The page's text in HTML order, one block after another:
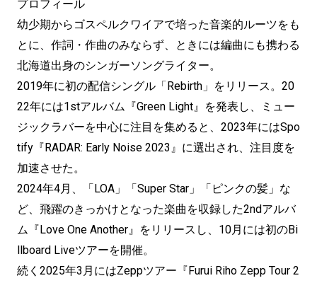
プロフィール
幼少期からゴスペルクワイアで培った音楽的ルーツをも
とに、作詞・作曲のみならず、ときには編曲にも携わる
北海道出身のシンガーソングライター。
2019年に初の配信シングル「Rebirth」をリリース。20
22年には1stアルバム『Green Light』を発表し、ミュー
ジックラバーを中心に注目を集めると、2023年にはSpo
tify『RADAR: Early Noise 2023』に選出され、注目度を
加速させた。
2024年4月、「LOA」「Super Star」「ピンクの髪」な
ど、飛躍のきっかけとなった楽曲を収録した2ndアルバ
ム『Love One Another』をリリースし、10月には初のBi
llboard Liveツアーを開催。
続く2025年3月にはZeppツアー『Furui Riho Zepp Tour 2